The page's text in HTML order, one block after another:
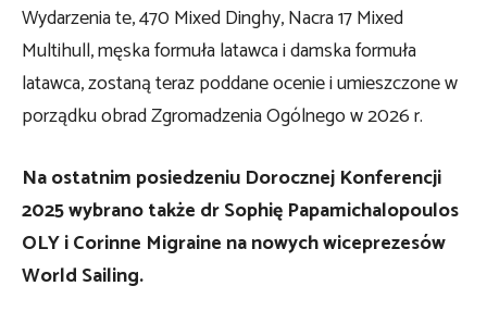
Wydarzenia te, 470 Mixed Dinghy, Nacra 17 Mixed
Multihull, męska formuła latawca i damska formuła
latawca, zostaną teraz poddane ocenie i umieszczone w
porządku obrad Zgromadzenia Ogólnego w 2026 r.
Na ostatnim posiedzeniu Dorocznej Konferencji
2025 wybrano także dr Sophię Papamichalopoulos
OLY i Corinne Migraine na nowych wiceprezesów
World Sailing.